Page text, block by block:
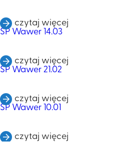
czytaj więcej
SP Wawer 14.03
czytaj więcej
SP Wawer 21.02
czytaj więcej
SP Wawer 10.01
czytaj więcej